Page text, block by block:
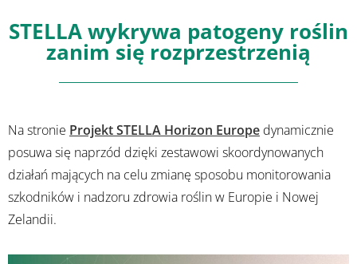
STELLA wykrywa patogeny roślin
zanim się rozprzestrzenią
Na stronie Projekt STELLA Horizon Europe dynamicznie
posuwa się naprzód dzięki zestawowi skoordynowanych
działań mających na celu zmianę sposobu monitorowania
szkodników i nadzoru zdrowia roślin w Europie i Nowej
Zelandii.